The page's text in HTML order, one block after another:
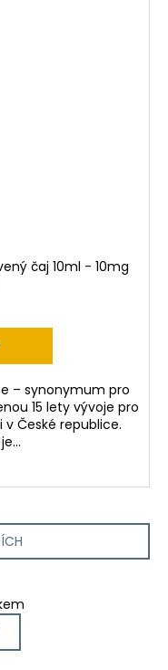
čaj 10ml - 10mg
– synonymum pro
15 lety vývoje pro
České republice.